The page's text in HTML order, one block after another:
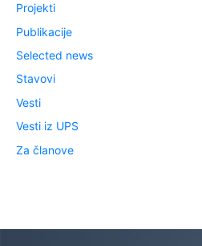
Projekti
Publikacije
Selected news
Stavovi
Vesti
Vesti iz UPS
Za članove